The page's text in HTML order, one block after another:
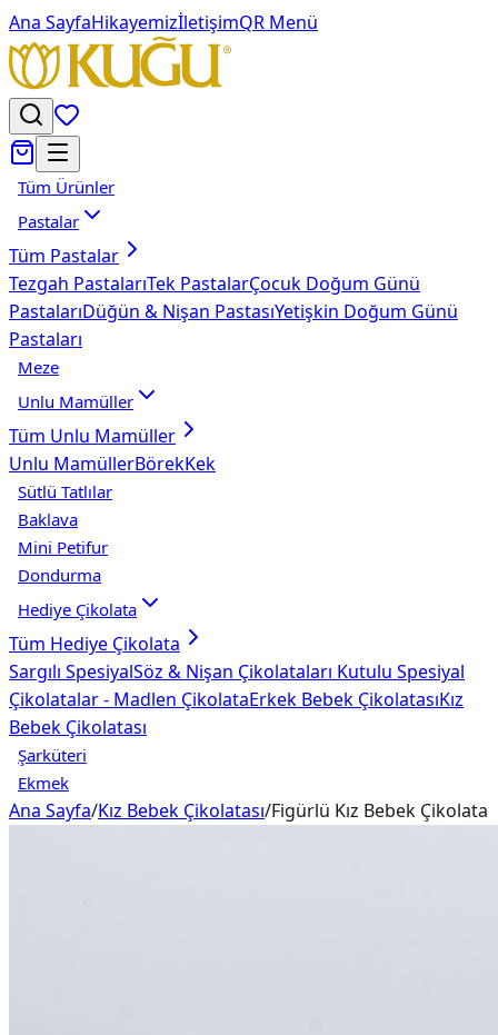
Ana SayfaHikayemizİletişimQR Menü
Tüm Ürünler
Pastalar
Tüm Pastalar
Tezgah PastalarıTek PastalarÇocuk Doğum Günü
PastalarıDüğün & Nişan PastasıYetişkin Doğum Günü
Pastaları
Meze
Unlu Mamüller
Tüm Unlu Mamüller
Unlu MamüllerBörekKek
Sütlü Tatlılar
Baklava
Mini Petifur
Dondurma
Hediye Çikolata
Tüm Hediye Çikolata
Sargılı SpesiyalSöz & Nişan Çikolataları Kutulu Spesiyal
Çikolatalar - Madlen ÇikolataErkek Bebek ÇikolatasıKız
Bebek Çikolatası
Şarküteri
Ekmek
Ana Sayfa/Kız Bebek Çikolatası/Figürlü Kız Bebek Çikolata